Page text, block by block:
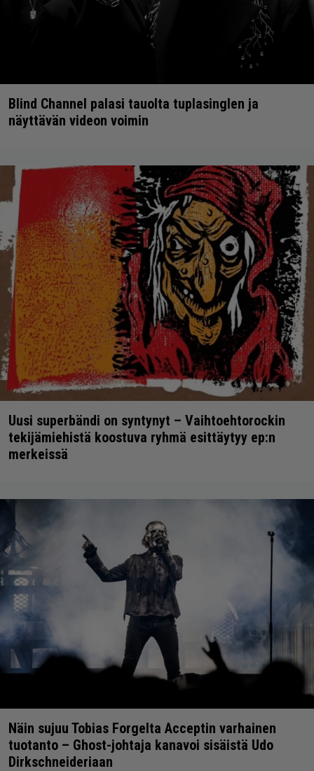
Blind Channel palasi tauolta tuplasinglen ja
näyttävän videon voimin
Uusi superbändi on syntynyt – Vaihtoehtorockin
tekijämiehistä koostuva ryhmä esittäytyy ep:n
merkeissä
Näin sujuu Tobias Forgelta Acceptin varhainen
tuotanto – Ghost-johtaja kanavoi sisäistä Udo
Dirkschneideriaan